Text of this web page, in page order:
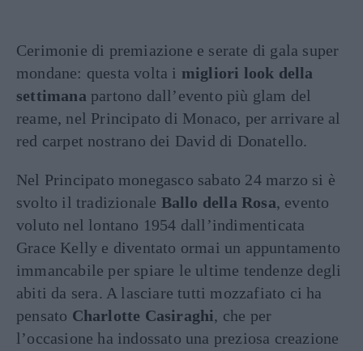
Cerimonie di premiazione e serate di gala super
mondane: questa volta i migliori look della
settimana partono dall’evento più glam del
reame, nel Principato di Monaco, per arrivare al
red carpet nostrano dei David di Donatello.
Nel Principato monegasco sabato 24 marzo si è
svolto il tradizionale Ballo della Rosa, evento
voluto nel lontano 1954 dall’indimenticata
Grace Kelly e diventato ormai un appuntamento
immancabile per spiare le ultime tendenze degli
abiti da sera. A lasciare tutti mozzafiato ci ha
pensato Charlotte Casiraghi, che per
l’occasione ha indossato una preziosa creazione